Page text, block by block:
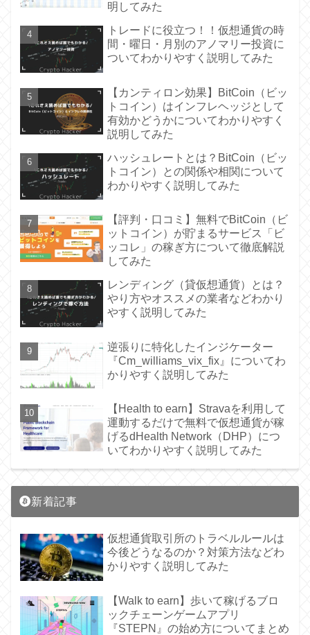
明してみた
トレードに役立つ！！仮想通貨の時
間・曜日・月別のアノマリー投資に
ついてわかりやすく説明してみた
【カンティロン効果】BitCoin（ビッ
トコイン）はインフレヘッジとして
有効かどうかについてわかりやすく
説明してみた
ハッシュレートとは？BitCoin（ビッ
トコイン）との関係や相関について
わかりやすく説明してみた
【評判・口コミ】無料でBitCoin（ビ
ットコイン）が貯まるサービス「ビ
ッコレ」の稼ぎ方について徹底解説
してみた
レンディング（貸仮想通貨）とは？
やり方やオススメの業者などわかり
やすく説明してみた
逆張りに特化したインジケーター
『Cm_williams_vix_fix』についてわ
かりやすく説明してみた
【Health to earn】Stravaを利用して
運動するだけで無料で仮想通貨が稼
げるdHealth Network（DHP）につ
いてわかりやすく説明してみた
新着記事
仮想通貨取引所のトラベルルールは
今後どうなるのか？対策方法などわ
かりやすく説明してみた
【Walk to earn】歩いて稼げるブロ
ックチェーンゲームアプリ
『STEPN』の始め方についてまとめ